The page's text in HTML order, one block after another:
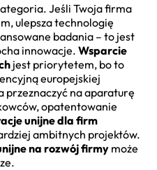
Jeśli Twoja firma
ulepsza technologię
badania – to jest
innowacje. Wsparcie
jest priorytetem, bo to
europejskiej
przeznaczyć na aparaturę
opatentowanie
unijne dla firm
ambitnych projektów.
na rozwój firmymoże